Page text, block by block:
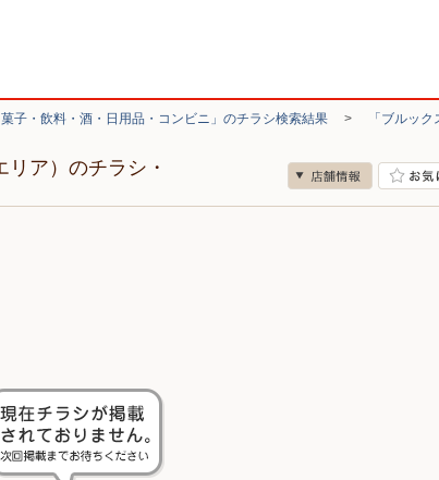
菓子・飲料・酒・日用品・コンビニ」のチラシ検索結果 >
「ブルッ
ア）のチラシ・